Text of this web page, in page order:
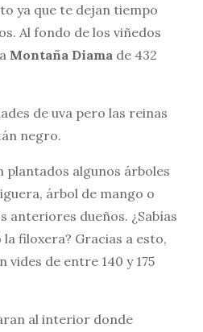
ya que te dejan tiempo
Al fondo de los viñedos
Montaña Diama de 432
de uva pero las reinas
negro.
plantados algunos árboles
árbol de mango o
anteriores dueños. ¿Sabías
filoxera? Gracias a esto,
vides de entre 140 y 175
al interior donde